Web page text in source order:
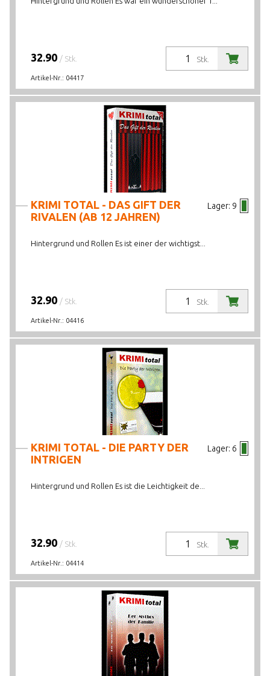
Stk.
32.90 / Stk.
Artikel-Nr.: 04417
Lager: 9
KRIMI TOTAL - DAS GIFT DER
RIVALEN (AB 12 JAHREN)
Hintergrund und Rollen Es ist einer der wichtigst...
Stk.
32.90 / Stk.
Artikel-Nr.: 04416
Lager: 6
KRIMI TOTAL - DIE PARTY DER
INTRIGEN
Hintergrund und Rollen Es ist die Leichtigkeit de...
Stk.
32.90 / Stk.
Artikel-Nr.: 04414